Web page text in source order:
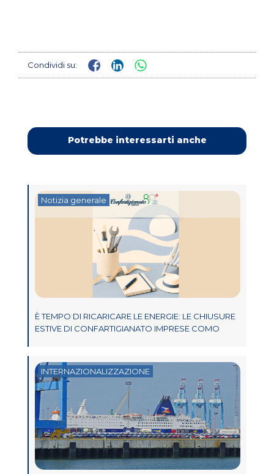
Condividi su:
Potrebbe interessarti anche
Notizia generale
È TEMPO DI RICARICARE LE ENERGIE: LE CHIUSURE
ESTIVE DI CONFARTIGIANATO IMPRESE COMO
INTERNAZIONALIZZAZIONE